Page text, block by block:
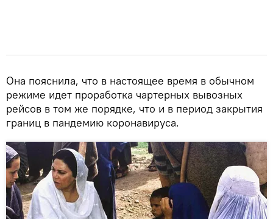
Она пояснила, что в настоящее время в обычном
режиме идет проработка чартерных вывозных
рейсов в том же порядке, что и в период закрытия
границ в пандемию коронавируса.